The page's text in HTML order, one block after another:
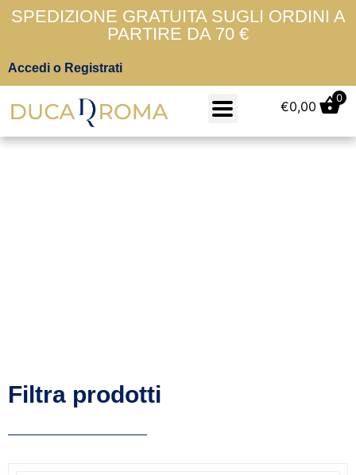
SPEDIZIONE GRATUITA SUGLI ORDINI A
PARTIRE DA 70 €
Accedi o Registrati
€0,00
0
Filtra prodotti